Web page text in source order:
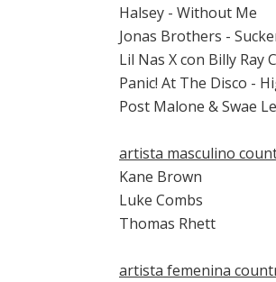
Halsey - Without Me
Jonas Brothers -
Lil Nas X con Billy Ray
Panic! At The Disco -
Post Malone & Swae
artista masculino
Kane Brown
Luke Combs
Thomas Rhett
artista femenina